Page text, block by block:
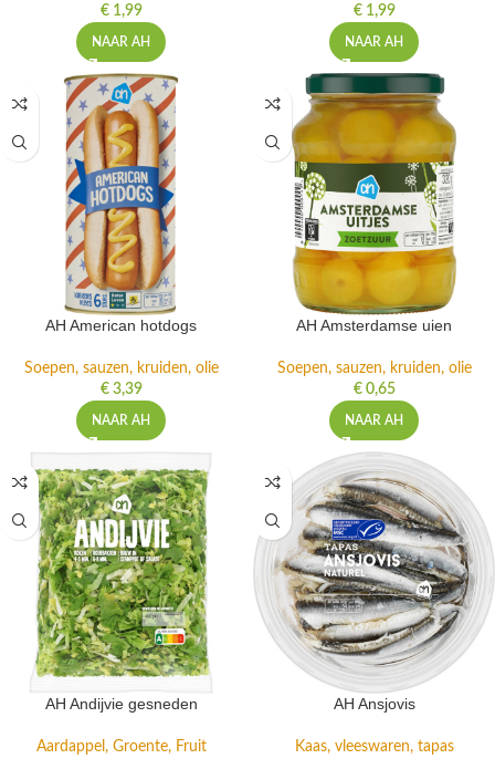
€1,99
NAAR AH
€1,99
NAAR AH
AH American hotdogs
Soepen, sauzen, kruiden, olie
€3,39
NAAR AH
AH Amsterdamse uien
Soepen, sauzen, kruiden, olie
€0,65
NAAR AH
AH Andijvie gesneden
Aardappel, Groente, Fruit
AH Ansjovis
Kaas, vleeswaren, tapas